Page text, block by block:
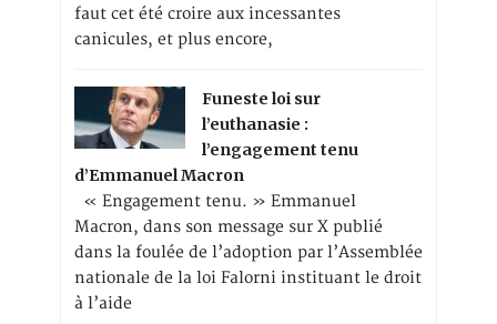
faut cet été croire aux incessantes
canicules, et plus encore,
Funeste loi sur
l’euthanasie :
l’engagement tenu
d’Emmanuel Macron
« Engagement tenu. » Emmanuel
Macron, dans son message sur X publié
dans la foulée de l’adoption par l’Assemblée
nationale de la loi Falorni instituant le droit
à l’aide